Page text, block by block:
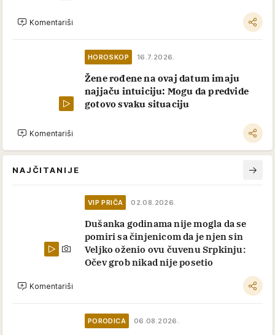
Komentariši
HOROSKOP 16.7.2026.
Žene rođene na ovaj datum imaju
najjaču intuiciju: Mogu da predvide
gotovo svaku situaciju
Komentariši
NAJČITANIJE
VIP PRIČA 02.08.2026.
Dušanka godinama nije mogla da se
pomiri sa činjenicom da je njen sin
Veljko oženio ovu čuvenu Srpkinju:
Očev grob nikad nije posetio
Komentariši
PORODICA 06.08.2026.